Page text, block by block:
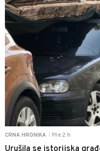
CRNA HRONIKA Pre 2 h